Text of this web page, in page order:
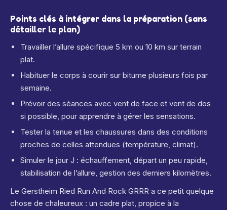
Points clés à intégrer dans la préparation (sans
détailler le plan)
Travailler l’allure spécifique 5 km ou 10 km sur terrain
plat.
Habituer le corps à courir sur bitume plusieurs fois par
semaine.
Prévoir des séances avec vent de face et vent de dos
si possible, pour apprendre à gérer les sensations.
Tester la tenue et les chaussures dans des conditions
proches de celles attendues (température, climat).
Simuler le jour J : échauffement, départ un peu rapide,
stabilisation de l’allure, gestion des derniers kilomètres.
Le Gerstheim Ried Run And Rock GRRR a ce petit quelque
chose de chaleureux : un cadre plat, propice à la